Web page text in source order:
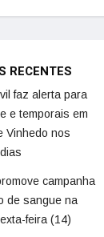
RECENTES
faz alerta para
e temporais em
Vinhedo nos
campanha
de sangue na
feira (14)